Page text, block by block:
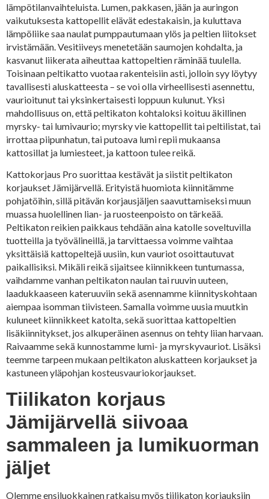
lämpötilanvaihteluista. Lumen, pakkasen, jään ja auringon
vaikutuksesta kattopellit elävät edestakaisin, ja kuluttava
lämpöliike saa naulat pumppautumaan ylös ja peltien liitokset
irvistämään. Vesitiiveys menetetään saumojen kohdalta, ja
kasvanut liikerata aiheuttaa kattopeltien räminää tuulella.
Toisinaan peltikatto vuotaa rakenteisiin asti, jolloin syy löytyy
tavallisesti aluskatteesta – se voi olla virheellisesti asennettu,
vaurioitunut tai yksinkertaisesti loppuun kulunut. Yksi
mahdollisuus on, että peltikaton kohtaloksi koituu äkillinen
myrsky- tai lumivaurio; myrsky vie kattopellit tai peltilistat, tai
irrottaa piipunhatun, tai putoava lumi repii mukaansa
kattosillat ja lumiesteet, ja kattoon tulee reikä.
Kattokorjaus Pro suorittaa kestävät ja siistit peltikaton
korjaukset Jämijärvellä. Erityistä huomiota kiinnitämme
pohjatöihin, sillä pitävän korjausjäljen saavuttamiseksi muun
muassa huolellinen lian- ja ruosteenpoisto on tärkeää.
Peltikaton reikien paikkaus tehdään aina katolle soveltuvilla
tuotteilla ja työvälineillä, ja tarvittaessa voimme vaihtaa
yksittäisiä kattopeltejä uusiin, kun vauriot osoittautuvat
paikallisiksi. Mikäli reikä sijaitsee kiinnikkeen tuntumassa,
vaihdamme vanhan peltikaton naulan tai ruuvin uuteen,
laadukkaaseen kateruuviin sekä asennamme kiinnityskohtaan
aiempaa isomman tiivisteen. Samalla voimme uusia muutkin
kuluneet kiinnikkeet katolta, sekä suorittaa kattopeltien
lisäkiinnitykset, jos alkuperäinen asennus on tehty liian harvaan.
Raivaamme sekä kunnostamme lumi- ja myrskyvauriot. Lisäksi
teemme tarpeen mukaan peltikaton aluskatteen korjaukset ja
kastuneen yläpohjan kosteusvauriokorjaukset.
Tiilikaton korjaus
Jämijärvellä siivoaa
sammaleen ja lumikuorman
jäljet
Olemme ensiluokkainen ratkaisu myös tiilikaton korjauksiin